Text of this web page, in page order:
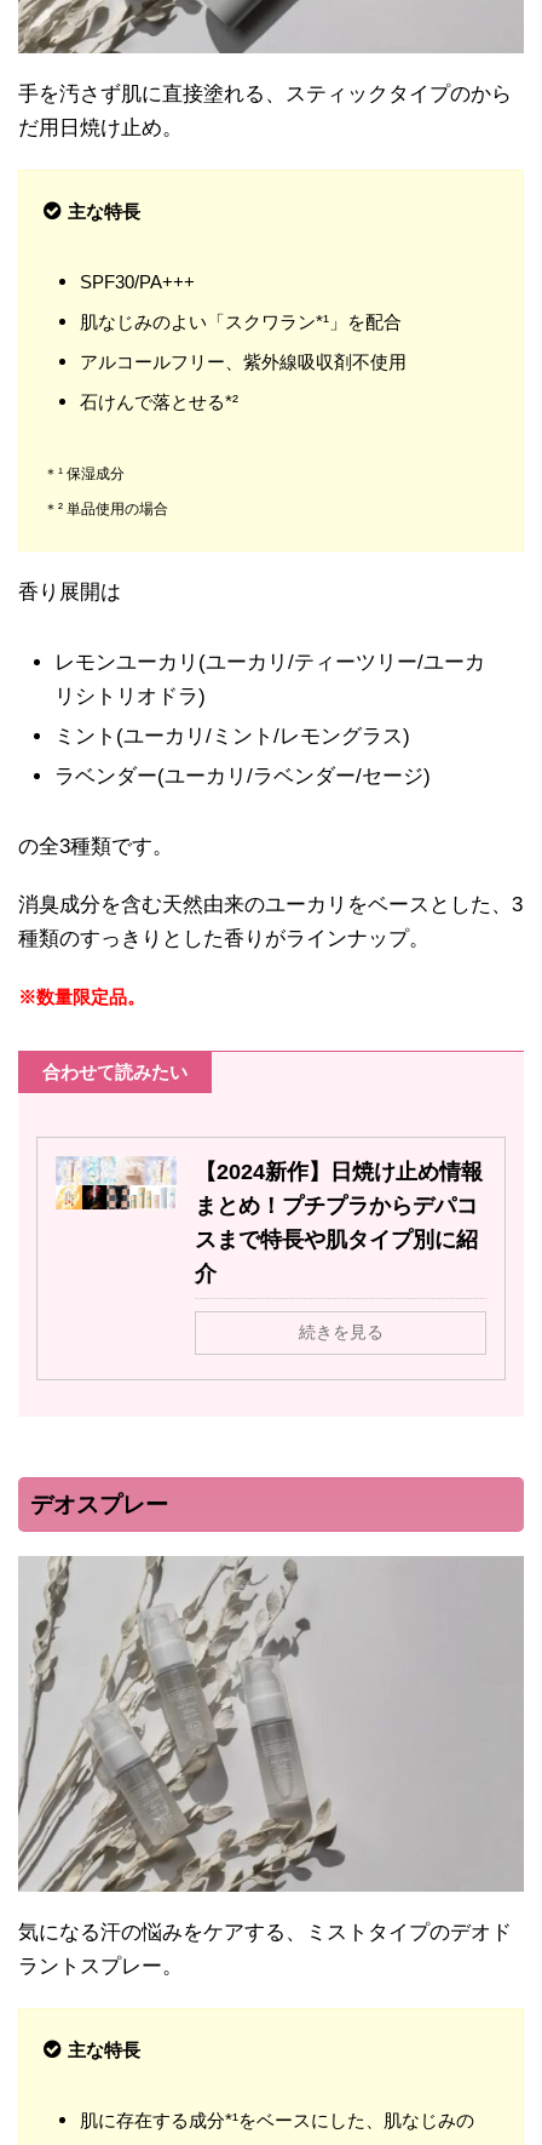
手を汚さず肌に直接塗れる、スティックタイプのから
だ用日焼け止め。
主な特長
SPF30/PA+++
肌なじみのよい「スクワラン*¹」を配合
アルコールフリー、紫外線吸収剤不使用
石けんで落とせる*²
＊¹ 保湿成分
＊² 単品使用の場合
香り展開は
レモンユーカリ(ユーカリ/ティーツリー/ユーカ
リシトリオドラ)
ミント(ユーカリ/ミント/レモングラス)
ラベンダー(ユーカリ/ラベンダー/セージ)
の全3種類です。
消臭成分を含む天然由来のユーカリをベースとした、3
種類のすっきりとした香りがラインナップ。
※数量限定品。
合わせて読みたい
【2024新作】日焼け止め情報
まとめ！プチプラからデパコ
スまで特長や肌タイプ別に紹
介
続きを見る
デオスプレー
気になる汗の悩みをケアする、ミストタイプのデオド
ラントスプレー。
主な特長
肌に存在する成分*¹をベースにした、肌なじみの